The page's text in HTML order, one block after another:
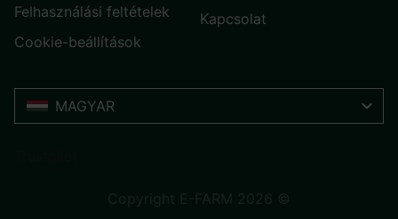
Felhasználási feltételek
Cookie-beállítások
Kapcsolat
MAGYAR